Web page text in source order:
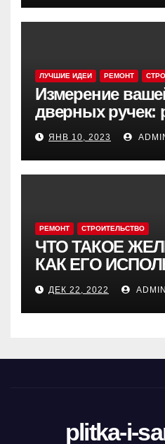
ЛУЧШИЕ ИДЕИ РЕМОНТ
Измерение
дверных ручек:
ЯНВ 10, 2023
РЕМОНТ СТРОИТЕЛЬСТВО
ЧТО ТАКОЕ
КАК ЕГО
ДЕК 22, 2022 ADMIN
plitka-i-